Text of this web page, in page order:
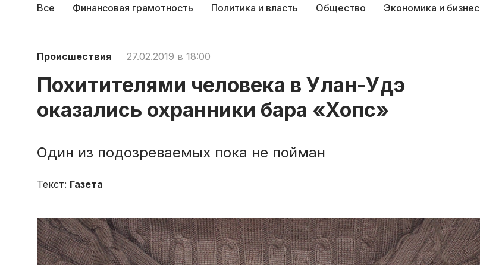
Все Финансовая грамотность Политика и власть Общество Экономика и бизнес
Происшествия 27.02.2019 в 18:00
Похитителями человека в Улан-Удэ
оказались охранники бара «Хопс»
Один из подозреваемых пока не пойман
Текст: Газета